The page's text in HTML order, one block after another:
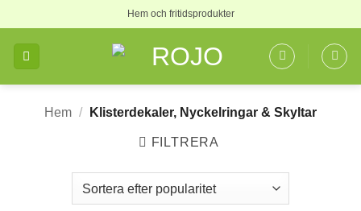
to
content
Hem och fritidsprodukter
Hem / Klisterdekaler, Nyckelringar & Skyltar
FILTRERA